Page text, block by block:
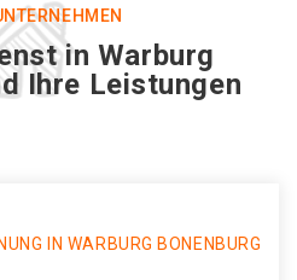
in Warburg
Ihre Leistungen
IN WARBURG BONENBURG